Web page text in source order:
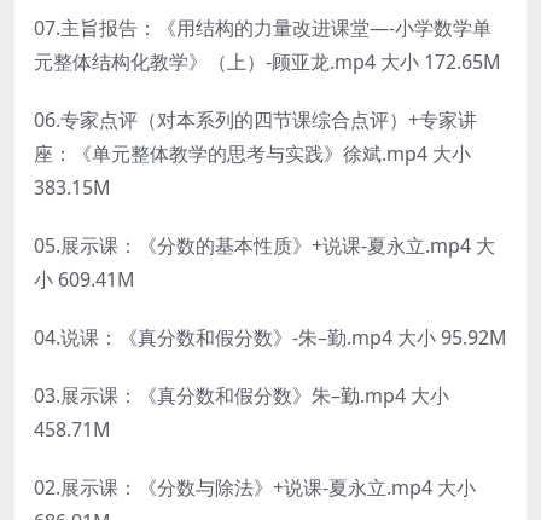
07.主旨报告：《用结构的力量改进课堂—-小学数学单
元整体结构化教学》（上）-顾亚龙.mp4 大小 172.65M
06.专家点评（对本系列的四节课综合点评）+专家讲
座：《单元整体教学的思考与实践》徐斌.mp4 大小
383.15M
05.展示课：《分数的基本性质》+说课-夏永立.mp4 大
小 609.41M
04.说课：《真分数和假分数》-朱–勤.mp4 大小 95.92M
03.展示课：《真分数和假分数》朱–勤.mp4 大小
458.71M
02.展示课：《分数与除法》+说课-夏永立.mp4 大小